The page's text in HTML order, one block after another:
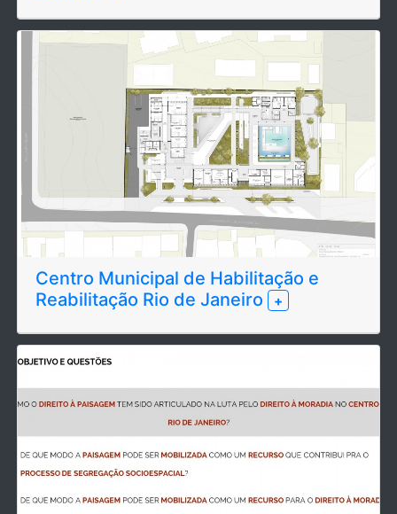
Centro Municipal de Habilitação e
Reabilitação Rio de Janeiro
+